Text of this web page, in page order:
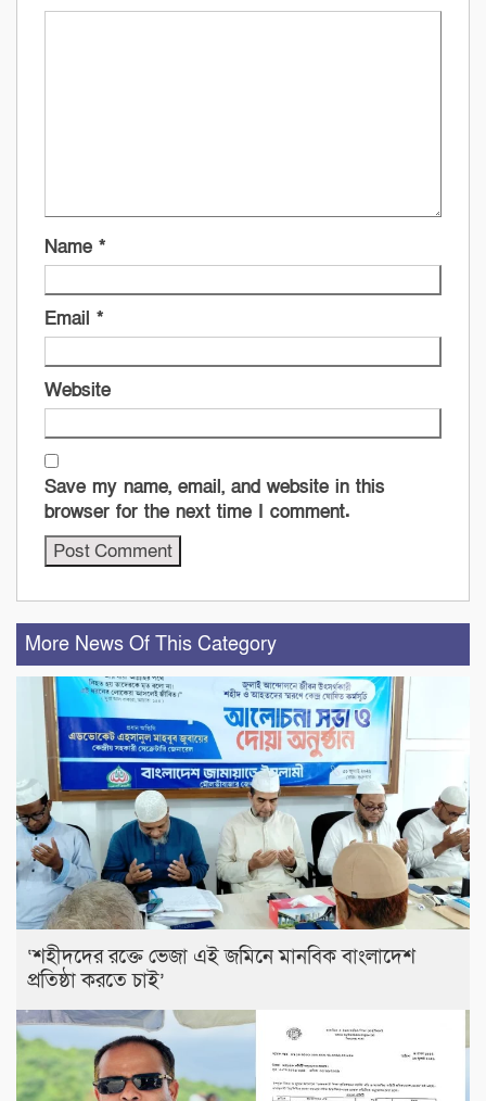
Name *
Email *
Website
Save my name, email, and website in this
browser for the next time I comment.
More News Of This Category
‘শহীদদের রক্তে ভেজা এই জমিনে মানবিক বাংলাদেশ
প্রতিষ্ঠা করতে চাই’